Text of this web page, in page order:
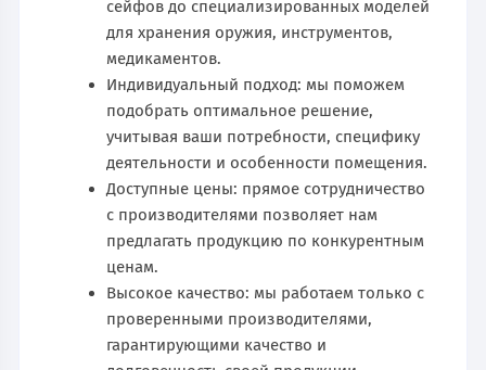
сейфов до специализированных моделей
для хранения оружия, инструментов,
медикаментов.
Индивидуальный подход: мы поможем
подобрать оптимальное решение,
учитывая ваши потребности, специфику
деятельности и особенности помещения.
Доступные цены: прямое сотрудничество
с производителями позволяет нам
предлагать продукцию по конкурентным
ценам.
Высокое качество: мы работаем только с
проверенными производителями,
гарантирующими качество и